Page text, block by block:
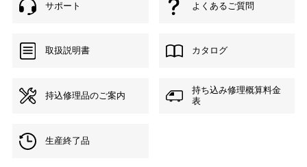
サポート よくあるご質問
取扱説明書 カタログ
持込修理品のご案内
持ち込み修理概算料金
表
生産終了品